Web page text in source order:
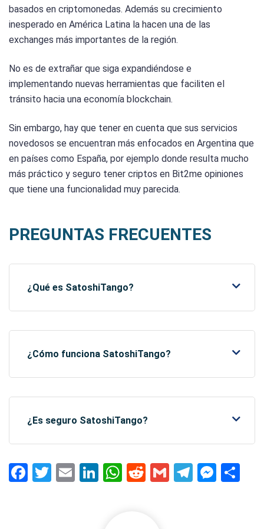
basados en criptomonedas. Además su crecimiento
inesperado en América Latina la hacen una de las
exchanges más importantes de la región.
No es de extrañar que siga expandiéndose e
implementando nuevas herramientas que faciliten el
tránsito hacia una economía blockchain.
Sin embargo, hay que tener en cuenta que sus servicios
novedosos se encuentran más enfocados en Argentina que
en países como España, por ejemplo donde resulta mucho
más práctico y seguro tener criptos en Bit2me opiniones
que tiene una funcionalidad muy parecida.
PREGUNTAS FRECUENTES
¿Qué es SatoshiTango?
¿Cómo funciona SatoshiTango?
¿Es seguro SatoshiTango?
Facebook
Twitter
EmailLinkedIn
WhatsApp
RedditGmail